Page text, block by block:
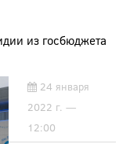
из госбюджета
24 января
2022 г. —
12:00